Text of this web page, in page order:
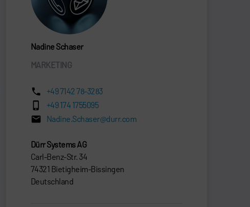
Nadine Schaser
MARKETING
+49 7142 78-3283
+49 174 1755095
Nadine.Schaser@durr.com
Dürr Systems AG
Carl-Benz-Str. 34
74321 Bietigheim-Bissingen
Deutschland